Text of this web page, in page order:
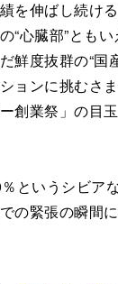
を伸ばし続け
“心臓部”とも
鮮度抜群の“国
ョンに挑むさ
創業祭」の目
というシビア
の緊張の瞬間に